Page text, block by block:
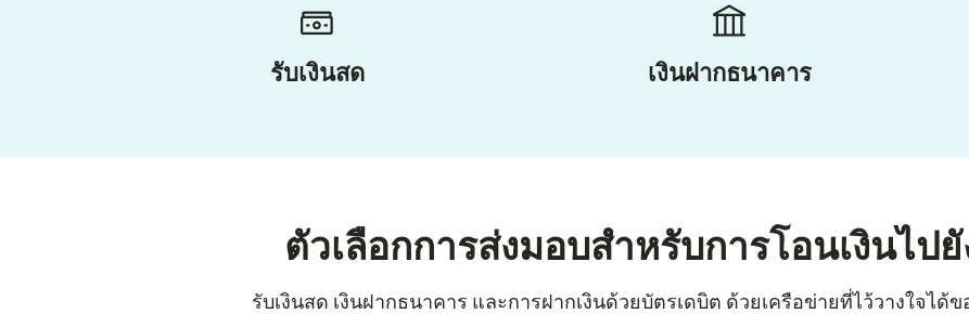
รับเงินสด เงินฝากธนาคาร
ตัวเลือกการส่งมอบสำหรับการโอนเงินไปยั
รับเงินสด เงินฝากธนาคาร และการฝากเงินด้วยบัตรเดบิต ด้วยเครือข่ายที่ไว้วางใจได้ข